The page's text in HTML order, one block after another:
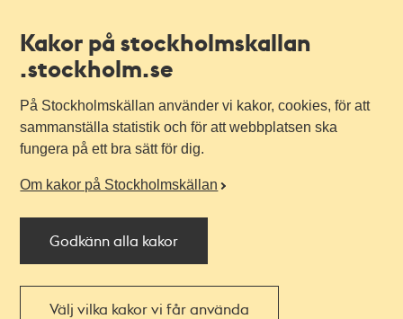
Kakor på stockholmskallan
.stockholm.se
På Stockholmskällan använder vi kakor, cookies, för att
sammanställa statistik och för att webbplatsen ska
fungera på ett bra sätt för dig.
Om kakor på Stockholmskällan
Godkänn alla kakor
Välj vilka kakor vi får använda